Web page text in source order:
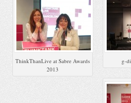
ThinkThanLive at Sabre Awards
2013
g-